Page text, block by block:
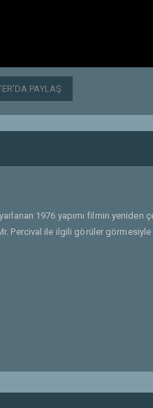
PAYLAŞ
1976 yapımı filmin yeniden
Percival ile ilgili görüler